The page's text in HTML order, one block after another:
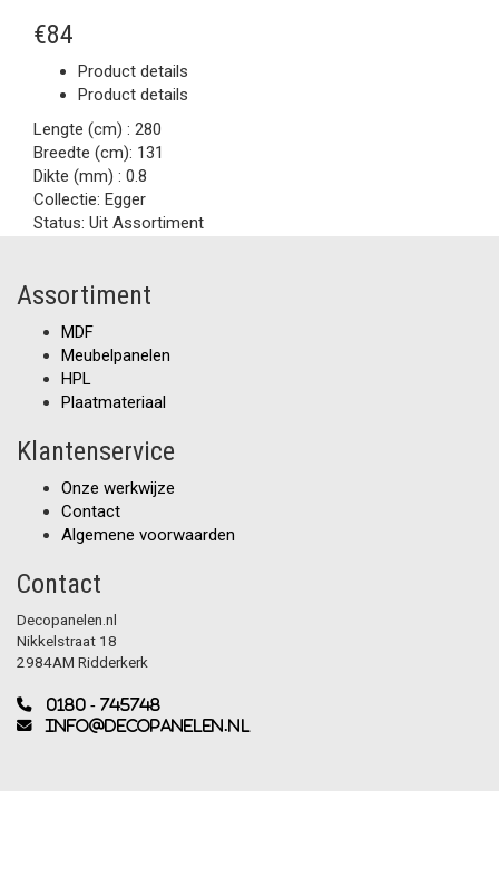
€84
Product details
Product details
Lengte (cm) : 280
Breedte (cm): 131
Dikte (mm) : 0.8
Collectie: Egger
Status: Uit Assortiment
Assortiment
MDF
Meubelpanelen
HPL
Plaatmateriaal
Klantenservice
Onze werkwijze
Contact
Algemene voorwaarden
Contact
Decopanelen.nl
Nikkelstraat 18
2984AM Ridderkerk
0180 - 745748
info@decopanelen.nl